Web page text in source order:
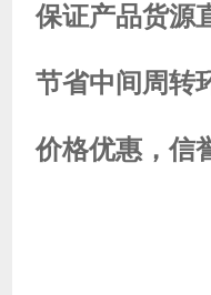
保证产品货源
节省中间周转
价格优惠，信